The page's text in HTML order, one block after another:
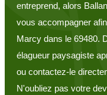
entreprend, alors
vous accompagner
Marcy dans le 69480.
élagueur paysagiste
ou contactez-le
N'oubliez pas votre